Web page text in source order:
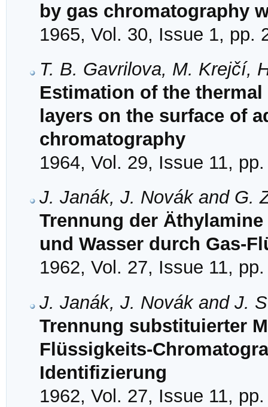
by gas chromatography
1965, Vol. 30, Issue 1, pp.
T. B. Gavrilova, M. Krejčí,
Estimation of the
layers on the surface of
chromatography
1964, Vol. 29, Issue 11,
J. Janák, J. Novák and G.
Trennung der
und Wasser durch Gas-
1962, Vol. 27, Issue 11,
J. Janák, J. Novák and J.
Trennung substituierter
Flüssigkeits-
Identifizierung
1962, Vol. 27, Issue 11,